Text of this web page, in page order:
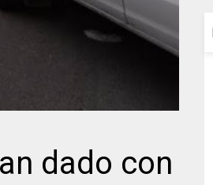
dado con